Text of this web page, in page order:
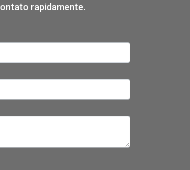
rapidamente.